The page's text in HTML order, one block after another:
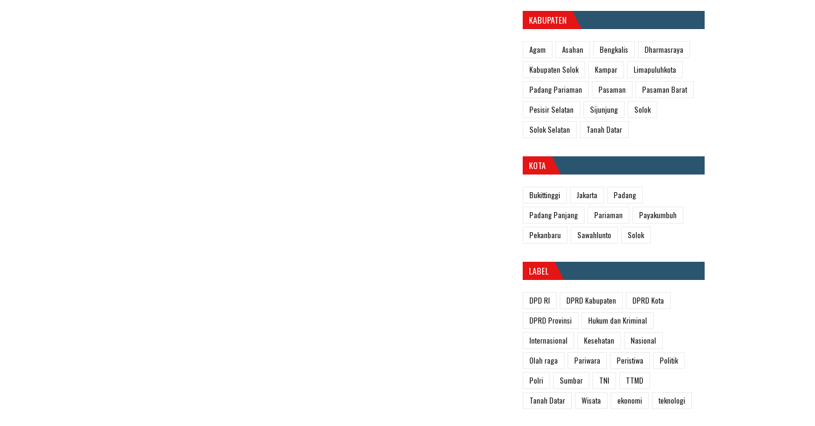
KABUPATEN
Agam Asahan Bengkalis
Dharmasraya
Kabupaten Solok
Kampar
Limapuluhkota
Padang Pariaman
Pasaman
Pasaman Barat
Pesisir Selatan
Sijunjung
Solok
Solok Selatan
Tanah Datar
KOTA
Bukittinggi Jakarta
Padang
Padang Panjang
Pariaman
Payakumbuh
Pekanbaru
Sawahlunto Solok
LABEL
DPD RI DPRD Kabupaten
DPRD Kota
DPRD Provinsi
Hukum dan Kriminal
Internasional
Kesehatan
Nasional
Olah raga
Pariwara Peristiwa
Politik
Polri
Sumbar TNI
TTMD
Tanah Datar
Wisata ekonomi teknologi